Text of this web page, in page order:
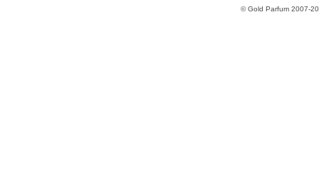
© Gold Parfum 2007-